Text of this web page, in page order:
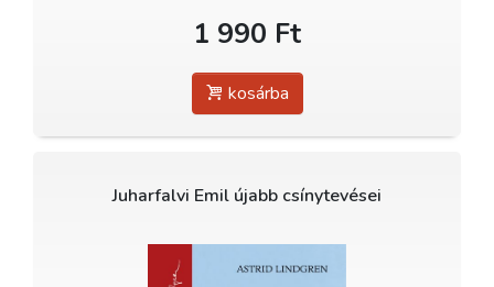
1 990 Ft
kosárba
Juharfalvi Emil újabb csínytevései